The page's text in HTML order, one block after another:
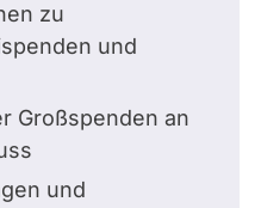
zu
und
Großspenden an
und